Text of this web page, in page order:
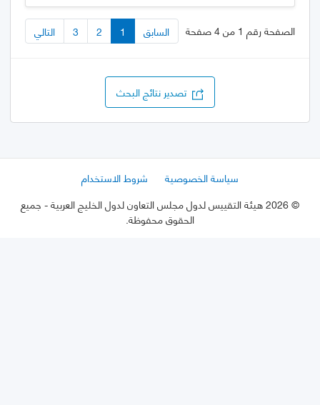
الصفحة رقم 1 من 4 صفحة السابق 1
2
3 التالي
تصدير نتائج البحث
سياسة الخصوصية
شروط الاستخدام
©2026 هيئة التقييس لدول مجلس التعاون لدول الخليج العربية
- جميع
الحقوق محفوظة.